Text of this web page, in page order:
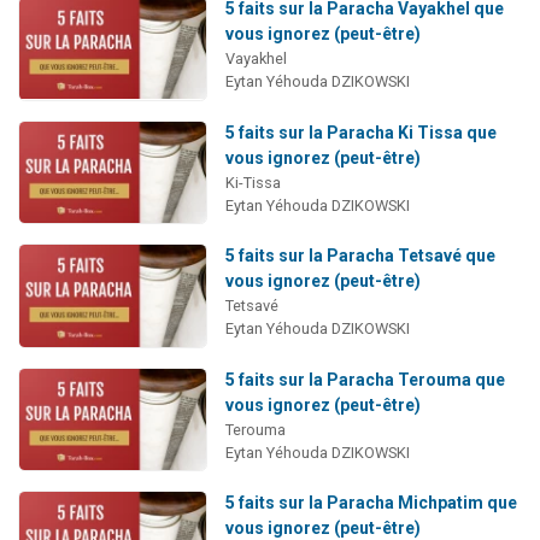
5 faits sur la Paracha Vayakhel que
vous ignorez (peut-être)
Vayakhel
Eytan Yéhouda DZIKOWSKI
5 faits sur la Paracha Ki Tissa que
vous ignorez (peut-être)
Ki-Tissa
Eytan Yéhouda DZIKOWSKI
5 faits sur la Paracha Tetsavé que
vous ignorez (peut-être)
Tetsavé
Eytan Yéhouda DZIKOWSKI
5 faits sur la Paracha Terouma que
vous ignorez (peut-être)
Terouma
Eytan Yéhouda DZIKOWSKI
5 faits sur la Paracha Michpatim que
vous ignorez (peut-être)